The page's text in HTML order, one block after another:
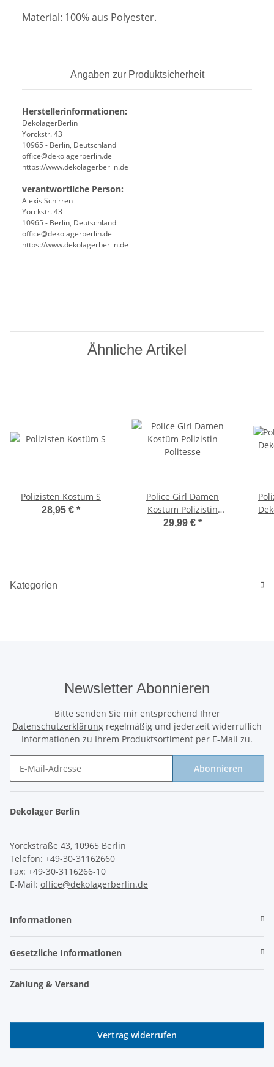
Material: 100% aus Polyester.
Angaben zur Produktsicherheit
Herstellerinformationen:
DekolagerBerlin
Yorckstr. 43
10965 - Berlin, Deutschland
office@dekolagerberlin.de
https://www.dekolagerberlin.de
verantwortliche Person:
Alexis Schirren
Yorckstr. 43
10965 - Berlin, Deutschland
office@dekolagerberlin.de
https://www.dekolagerberlin.de
Ähnliche Artikel
Polizisten Kostüm S
28,95 € *
Police Girl Damen
Kostüm Polizistin
Politesse
29,99 € *
Kategorien
Newsletter Abonnieren
Bitte senden Sie mir entsprechend Ihrer
Datenschutzerklärung regelmäßig und jederzeit widerruflich
Informationen zu Ihrem Produktsortiment per E-Mail zu.
Abonnieren
Dekolager Berlin
Yorckstraße 43, 10965 Berlin
Telefon: +49-30-31162660
Fax: +49-30-3116266-10
E-Mail: office@dekolagerberlin.de
Informationen
Gesetzliche Informationen
Zahlung & Versand
Vertrag widerrufen